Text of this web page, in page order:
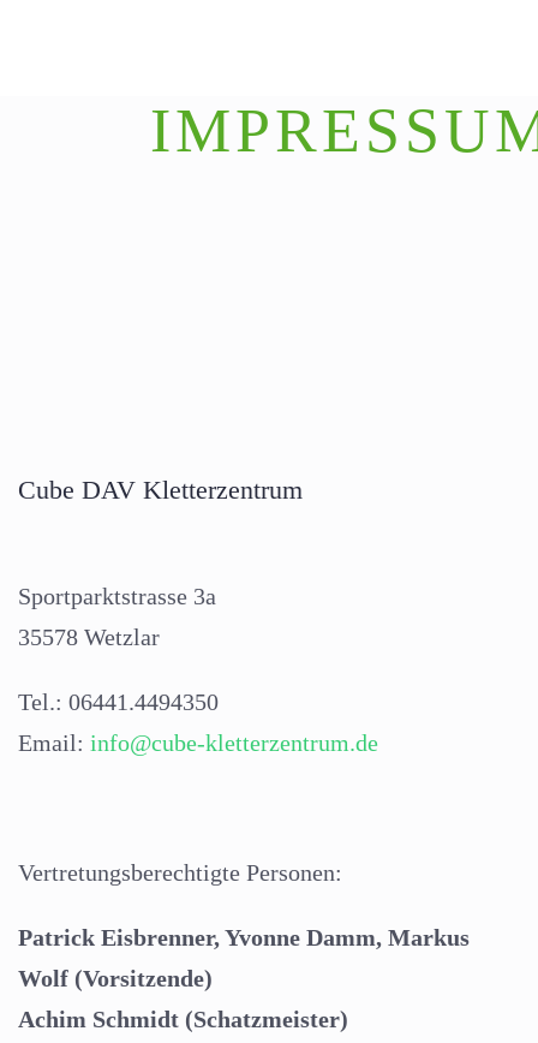
Cube DAV Kletterzentrum
Sportparktstrasse 3a
35578 Wetzlar
Tel.: 06441.4494350
Email: info@cube-kletterzentrum.de
Vertretungsberechtigte Personen:
Patrick Eisbrenner, Yvonne Damm, Markus
Wolf (Vorsitzende)
Achim Schmidt (Schatzmeister)